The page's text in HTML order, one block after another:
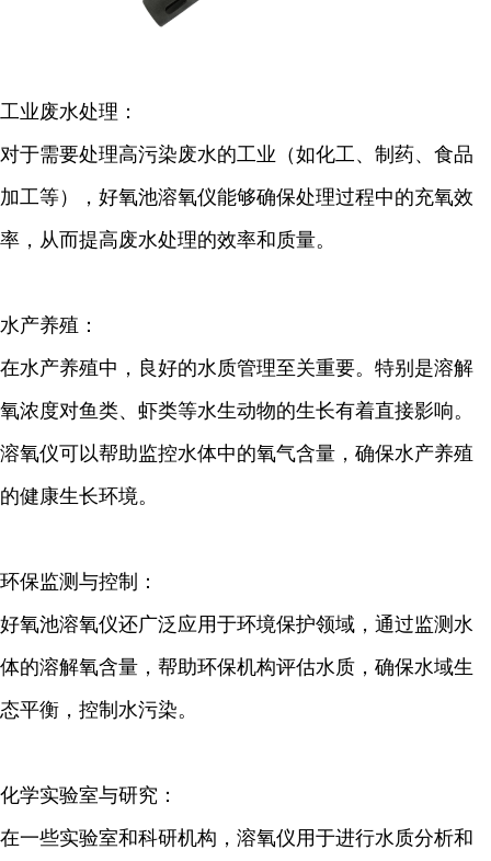
工业废水处理：
对于需要处理高污染废水的工业（如化工、制药、食品
加工等），好氧池溶氧仪能够确保处理过程中的充氧效
率，从而提高废水处理的效率和质量。
水产养殖：
在水产养殖中，良好的水质管理至关重要。特别是溶解
氧浓度对鱼类、虾类等水生动物的生长有着直接影响。
溶氧仪可以帮助监控水体中的氧气含量，确保水产养殖
的健康生长环境。
环保监测与控制：
好氧池溶氧仪还广泛应用于环境保护领域，通过监测水
体的溶解氧含量，帮助环保机构评估水质，确保水域生
态平衡，控制水污染。
化学实验室与研究：
在一些实验室和科研机构，溶氧仪用于进行水质分析和